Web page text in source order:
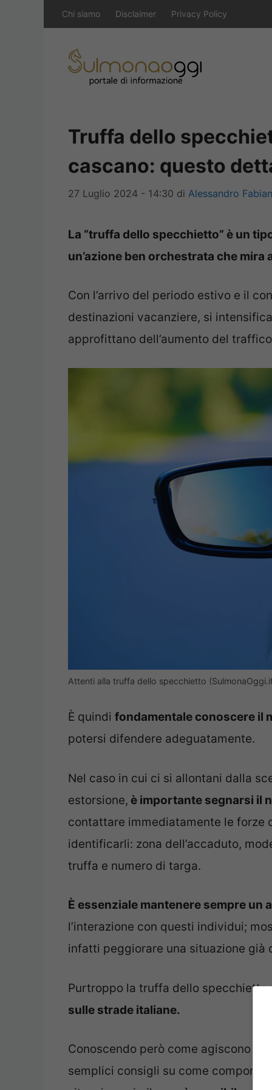
Chi siamo Disclaimer Privacy Policy
Truffa dello
cascano: questo
27 Luglio 2024 - 14:30 di Alessandro
La “truffa dello specchietto” è un
un’azione ben orchestrata che
Con l’arrivo del periodo estivo e il
destinazioni vacanziere, si
approfittano dell’aumento del
Attenti alla truffa dello specchietto
È quindi fondamentale conoscere il
potersi difendere adeguatamente.
Nel caso in cui ci si allontani dalla
estorsione, è importante segnarsi il
contattare immediatamente le forze
identificarli: zona dell’accaduto,
truffa e numero di targa.
È essenziale mantenere sempre un
l’interazione con questi individui;
infatti peggiorare una situazione già
Purtroppo la truffa dello specchietto
sulle strade italiane.
Conoscendo però come agiscono
semplici consigli su come